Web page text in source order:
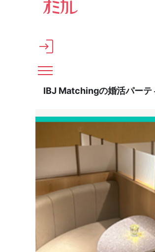
メインコンテンツへスキップ
IBJ Matchingの婚活パーテ